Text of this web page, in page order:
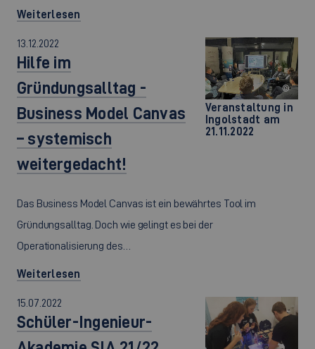
Weiterlesen
Veranstaltung in
Ingolstadt am
21.11.2022
©
13.12.2022
Hilfe im
Gründungsalltag -
Business Model Canvas
– systemisch
weitergedacht!
Das Business Model Canvas ist ein bewährtes Tool im
Gründungsalltag. Doch wie gelingt es bei der
Operationalisierung des…
Weiterlesen
15.07.2022
Schüler-Ingenieur-